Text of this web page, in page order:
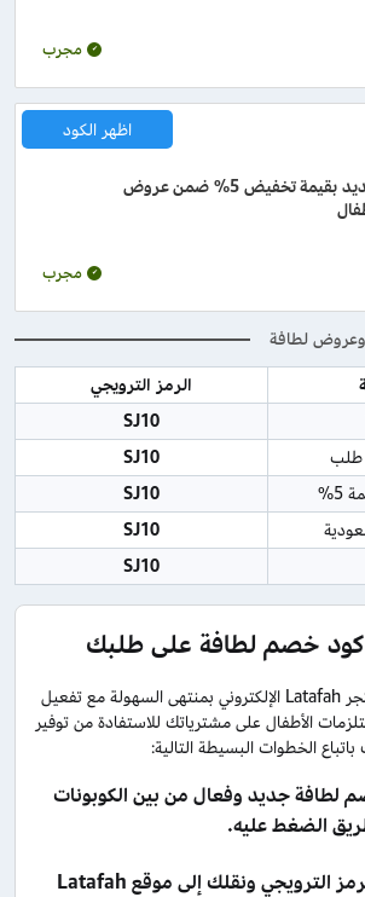
مجرب
كوبون خصم لطافة جديد بقيمة تخفيض 5% ضمن عروض
اظهر الكود
مجرب
لطافة
الرمز الترويجي
SJ10
طلب
SJ10
SJ10
SJ10
SJ10
خصم لطافة على طلبك
تستطيع الشراء من متجر Latafah الإلكتروني بمنتهى السهولة مع تفعيل
الأطفال على مشترياتك للاستفادة من توفير
الخطوات البسيطة التالية:
لطافة جديد وفعال من بين الكوبونات
الضغط عليه.
سيتم حفظ الرمز الترويجي ونقلك إلى موقع Latafah